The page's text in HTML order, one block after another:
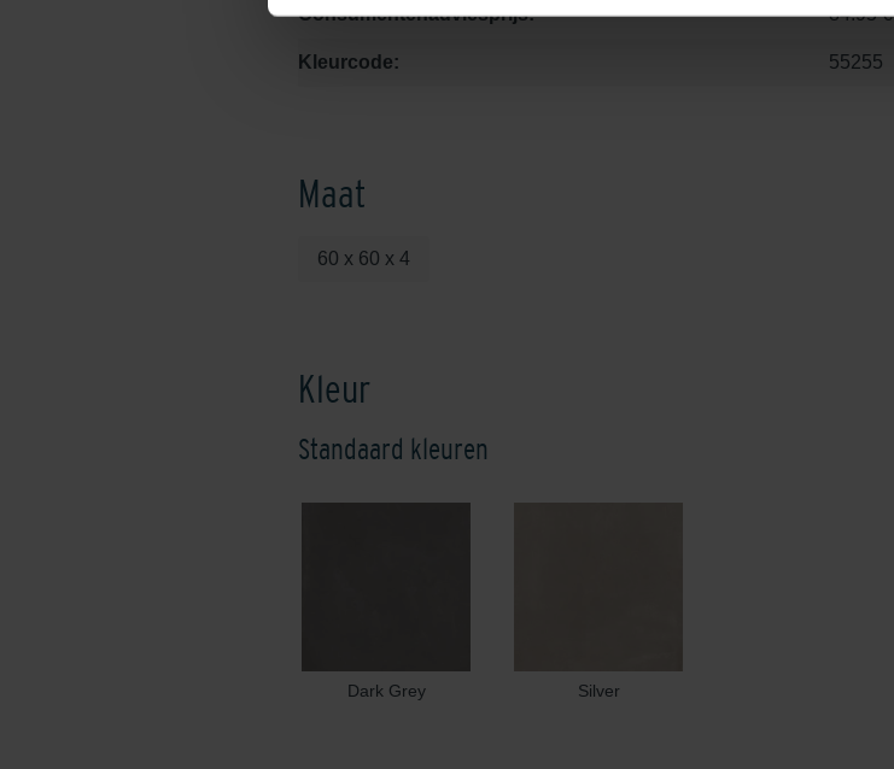
Consumentenadviesprijs: 84.95 €
Kleurcode: 55255
Maat
60 x 60 x 4
Kleur
Standaard kleuren
Dark Grey Silver